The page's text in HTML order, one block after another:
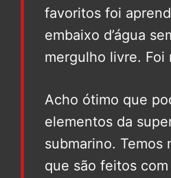
favoritos foi
embaixo d’água
mergulho livre. Foi
Acho ótimo que
elementos da
submarino. Temos
que são feitos